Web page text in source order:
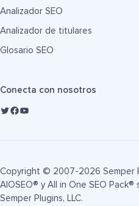
Analizador SEO
Analizador de titulares
Glosario SEO
Conecta con nosotros
Copyright © 2007-2026 Semper
AIOSEO® y All in One SEO
Semper Plugins, LLC.